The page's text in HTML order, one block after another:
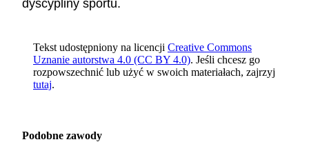
dyscypliny sportu.
Tekst udostępniony na licencji Creative Commons
Uznanie autorstwa 4.0 (CC BY 4.0). Jeśli chcesz go
rozpowszechnić lub użyć w swoich materiałach, zajrzyj
tutaj.
Podobne zawody